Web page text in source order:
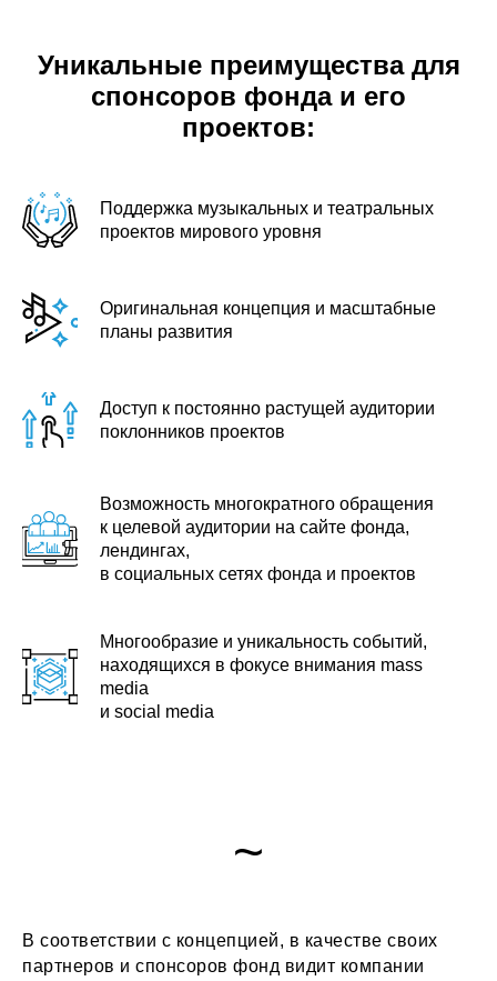
Уникальные преимущества для
спонсоров фонда и его
проектов:
Поддержка музыкальных и театральных
проектов мирового уровня
Оригинальная концепция и масштабные
планы развития
Доступ к постоянно растущей аудитории
поклонников проектов
Возможность многократного обращения
к целевой аудитории на сайте фонда,
лендингах,
в социальных сетях фонда и проектов
Многообразие и уникальность событий,
находящихся в фокусе внимания mass
media
и social media
~
В соответствии с концепцией, в качестве своих
партнеров и спонсоров фонд видит компании